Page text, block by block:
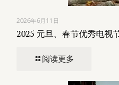
2026年6月11日
2025 元旦、春节优秀电视
阅读更多